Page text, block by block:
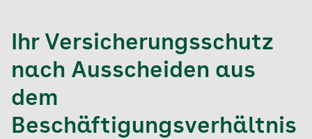
Ihr Versicherungsschutz
nach Ausscheiden aus
dem
Beschäftigungsverhältnis